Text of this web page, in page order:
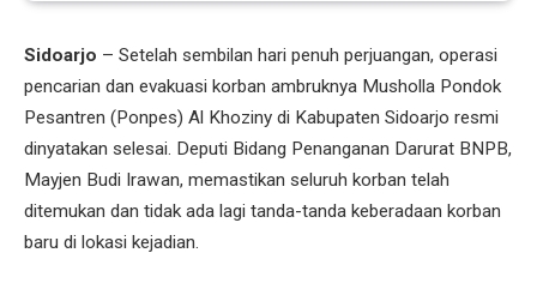
Sidoarjo – Setelah sembilan hari penuh perjuangan, operasi
pencarian dan evakuasi korban ambruknya Musholla Pondok
Pesantren (Ponpes) Al Khoziny di Kabupaten Sidoarjo resmi
dinyatakan selesai. Deputi Bidang Penanganan Darurat BNPB,
Mayjen Budi Irawan, memastikan seluruh korban telah
ditemukan dan tidak ada lagi tanda-tanda keberadaan korban
baru di lokasi kejadian.